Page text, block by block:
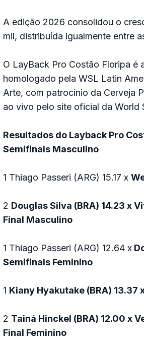
A edição 2026 consolidou o
mil, distribuída igualmente entre
O LayBack Pro Costão Floripa é
homologado pela WSL Latin
Arte, com patrocínio da Cerveja
ao vivo pelo site oficial da World
Resultados do Layback Pro
Semifinais Masculino
1 Thiago Passeri (ARG) 15.17 x
2 Douglas Silva (BRA) 14.23 x
Final Masculino
1 Thiago Passeri (ARG) 12.64 x
Semifinais Feminino
1 Kiany Hyakutake (BRA) 13.37
2 Tainá Hinckel (BRA) 12.00 x
Final Feminino